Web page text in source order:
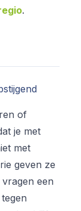
.
of
je met
met
geven ze
een